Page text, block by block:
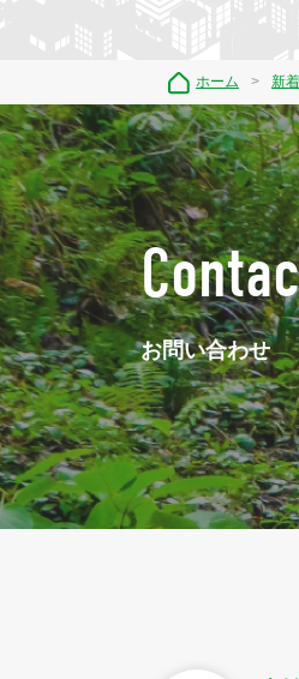
ホーム 新
お問い合わせ